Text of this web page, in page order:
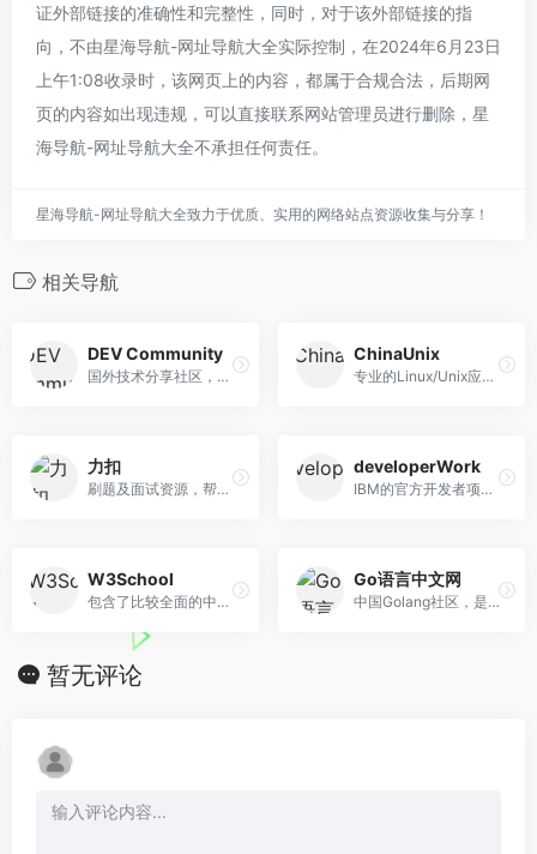
证外部链接的准确性和完整性，同时，对于该外部链接的指
向，不由星海导航-网址导航大全实际控制，在2024年6月23日
上午1:08收录时，该网页上的内容，都属于合规合法，后期网
页的内容如出现违规，可以直接联系网站管理员进行删除，星
海导航-网址导航大全不承担任何责任。
星海导航-网址导航大全致力于优质、实用的网络站点资源收集与分享！
相关导航
DEV Community
国外技术分享社区，技术分类...
ChinaUnix
专业的Linux/Unix应用与开发...
力扣
刷题及面试资源，帮助你高效...
developerWork
IBM的官方开发者项目，在这里...
W3School
包含了比较全面的中文 Web 技...
Go语言中文网
中国Golang社区，是Go语言爱好者的学习家园
暂无评论